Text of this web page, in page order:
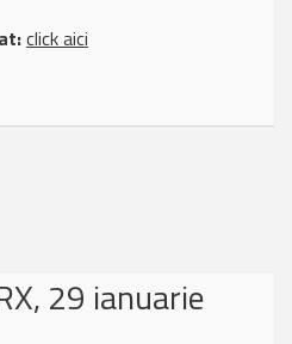
click aici
29 ianuarie